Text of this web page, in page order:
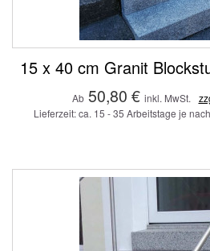
15 x 40 cm Granit
Ab 50,80 € inkl. MwSt.
Lieferzeit: ca. 15 - 35 Arbeitstage je